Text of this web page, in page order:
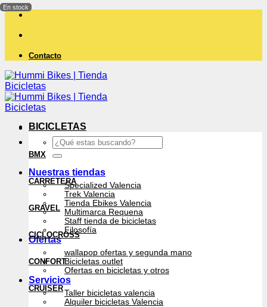
Saltar
contenido
Contacto
Buscar
por:
Nuestras tiendas
Specialized Valencia
Trek Valencia
Tienda Ebikes Valencia
Multimarca Requena
Staff tienda de bicicletas
Filosofía
Ofertas
wallapop ofertas y segunda mano
Bicicletas outlet
Ofertas en bicicletas y otros
Servicios
Taller bicicletas valencia
Alquiler bicicletas Valencia
BICICLETAS
BMX
CARRETERA
GRAVEL
CICLOCROSS
CONFORT
CRUISER